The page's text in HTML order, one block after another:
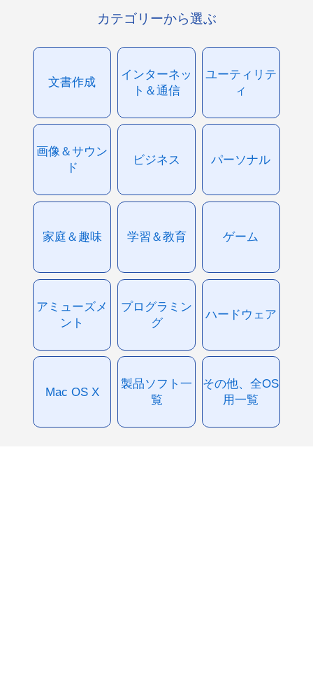
カテゴリーから選ぶ
文書作成
インターネッ
ト＆通信
ユーティリテ
ィ
画像＆サウン
ド
ビジネス パーソナル
家庭＆趣味 学習＆教育 ゲーム
アミューズメ
ント
プログラミン
グ
ハードウェア
Mac OS X
製品ソフト一
覧
その他、全OS
用一覧